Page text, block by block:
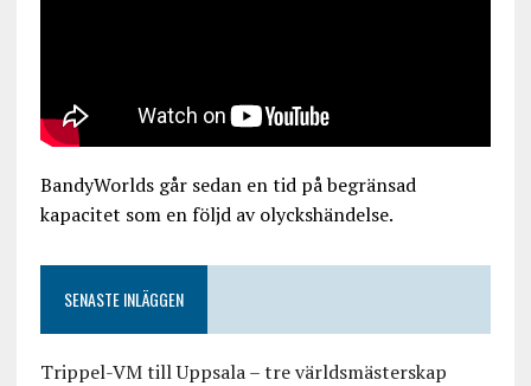
BandyWorlds går sedan en tid på begränsad
kapacitet som en följd av olyckshändelse.
SENASTE INLÄGGEN
Trippel-VM till Uppsala – tre världsmästerskap